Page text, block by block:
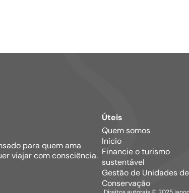
para quem ama
viajar com consciência.
Úteis
Quem somos
Início
Financie o turismo
sustentável
Gestão de Unidades de
Conservação